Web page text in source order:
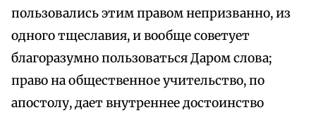
пользовались этим правом непризванно, из
одного тщеславия, и вообще советует
благоразумно пользоваться Даром слова;
право на общественное учительство, по
апостолу, дает внутреннее достоинство